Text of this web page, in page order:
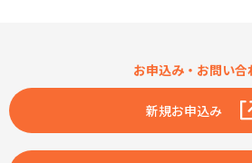
お申込み・お問い合
新規お申込み